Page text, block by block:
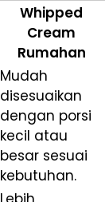
Whipped
Cream
Rumahan
Mudah
disesuaikan
dengan porsi
kecil atau
besar sesuai
kebutuhan.